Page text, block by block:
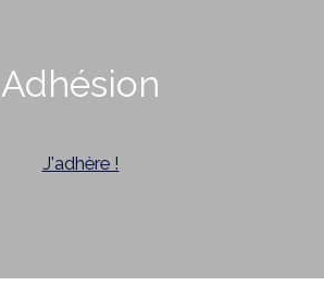
Adhésion
J'adhère !